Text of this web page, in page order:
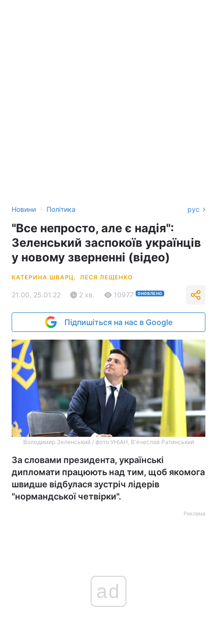
Новини › Політика рус
"Все непросто, але є надія":
Зеленський заспокоїв українців
у новому зверненні (відео)
КАТЕРИНА ШВАРЦ, ЛЕСЯ ЛЕЩЕНКО
21:00, 25.01.22 2 хв. 10977 ОНОВЛЕНО
Підпишіться на нас в Google
Володимир Зеленський / фото УНІАН, В'ячеслав Ратинський
За словами президента, українські
дипломати працюють над тим, щоб якомога
швидше відбулася зустріч лідерів
"нормандської четвірки".
Реклама
ad